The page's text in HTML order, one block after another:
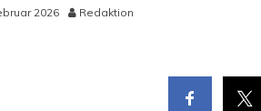
2026 Redaktion